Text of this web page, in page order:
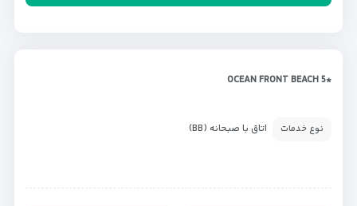
*OCEAN FRONT BEACH 5
نوع خدمات اتاق با صبحانه (BB)